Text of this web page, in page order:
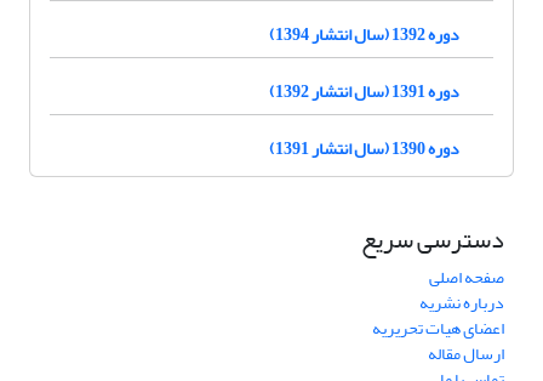
دوره 1392 (سال انتشار 1394)
دوره 1391 (سال انتشار 1392)
دوره 1390 (سال انتشار 1391)
دسترسی سریع
صفحه اصلی
درباره نشریه
اعضای هیات تحریریه
ارسال مقاله